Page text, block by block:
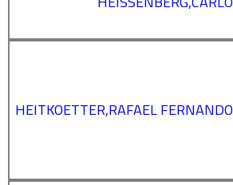
HEITKOETTER,RAFAEL FERNANDO